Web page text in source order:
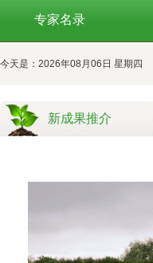
专家名录
今天是：2026年08月06日 星期四
新成果推介